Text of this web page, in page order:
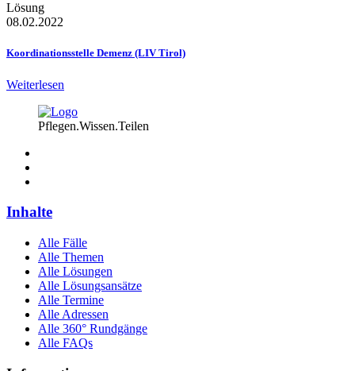
Lösung
08.02.2022
Koordinationsstelle Demenz (LIV Tirol)
Weiterlesen
Pflegen.Wissen.Teilen
Inhalte
Alle Fälle
Alle Themen
Alle Lösungen
Alle Lösungsansätze
Alle Termine
Alle Adressen
Alle 360° Rundgänge
Alle FAQs